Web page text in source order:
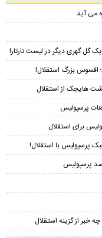
می آید
گل گهری دیگر در لیست تارتار!
؛ افسوس بزرگ استقلال!
هایجک از استقلال
پرسپولیس
برای استقلال
پرسپولیس با استقلال!
پرسپولیس
خبر از گزینه استقلال